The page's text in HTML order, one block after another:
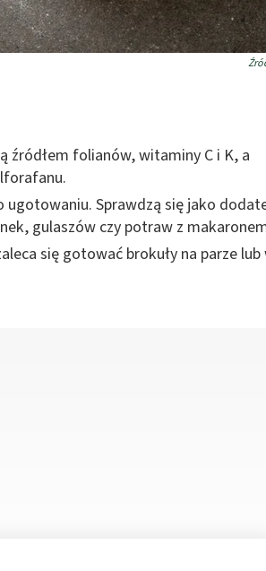
źródłem folianów, witaminy C i K, a
ugotowaniu. Sprawdzą się jako
gulaszów czy potraw z
się gotować brokuły na parze lub